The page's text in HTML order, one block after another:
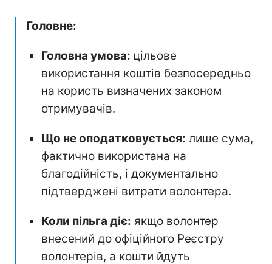
Головне:
Головна умова: цільове
використання коштів безпосередньо
на користь визначених законом
отримувачів.
Що не оподатковується: лише сума,
фактично використана на
благодійність, і документально
підтверджені витрати волонтера.
Коли пільга діє: якщо волонтер
внесений до офіційного Реєстру
волонтерів, а кошти йдуть